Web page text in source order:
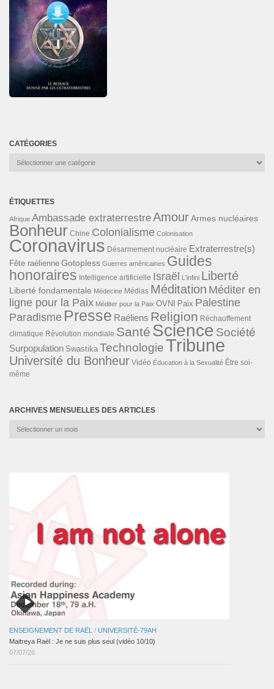
CATÉGORIES
Catégories
ÉTIQUETTES
Afrique Ambassade extraterrestreAmourArmes nucléaires
Bonheur Chine Colonialisme Colonisation
Coronavirus Désarmement nucléaire Extraterrestre(s)
Fête raélienne Gotopless Guerres américaines Guides
honoraires Intelligence artificielle Israël L'infini Liberté
Liberté fondamentale Médecine Médias Méditation Méditer en
ligne pour la Paix Méditer pour la Paix OVNI Paix Palestine
Paradisme Presse Raéliens Religion Réchauffement
climatique Révolution mondiale Santé Science Société
Surpopulation Swastika TechnologieTribune
Université du Bonheur Vidéo Éducation à la Sexualité Être soi-
même
ARCHIVES MENSUELLES DES ARTICLES
Archives
ENSEIGNEMENT DE RAËL / UNIVERSITÉ-79AH
Maitreya Raël : Je ne suis plus seul (vidéo 10/10)
07/07/26